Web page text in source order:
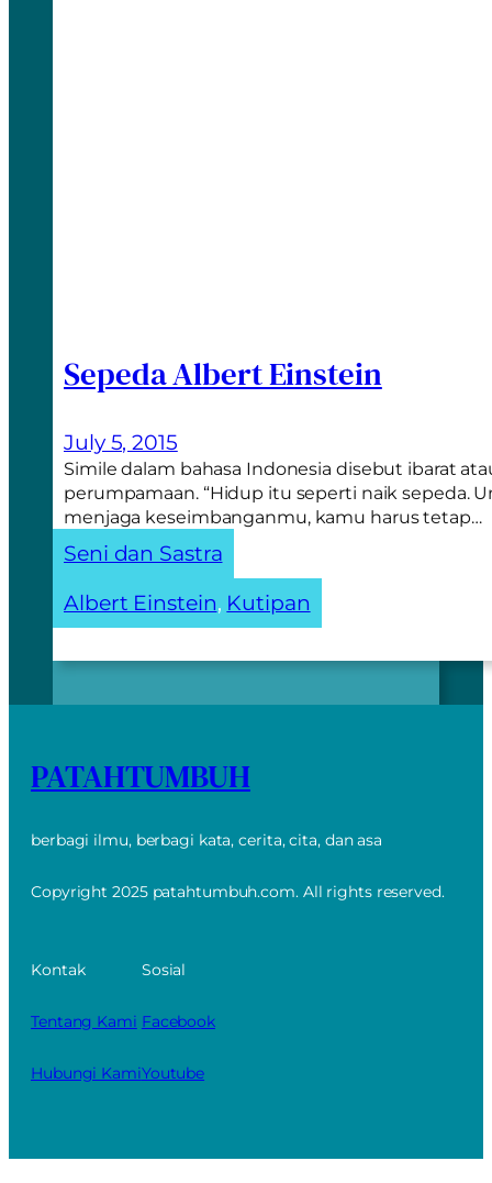
Sepeda Albert Einstein
July 5, 2015
Simile dalam bahasa Indonesia disebut ibarat
perumpamaan. “Hidup itu seperti naik sepeda.
menjaga keseimbanganmu, kamu harus tetap…
Seni dan Sastra
Albert Einstein, Kutipan
PATAHTUMBUH
berbagi ilmu, berbagi kata, cerita, cita, dan asa
Copyright 2025 patahtumbuh.com. All rights reserved.
Kontak
Tentang Kami
Hubungi Kami
Sosial
Facebook
Youtube